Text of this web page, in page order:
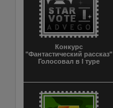
Конкурс
"Фантастический рассказ"
Голосовал в I туре